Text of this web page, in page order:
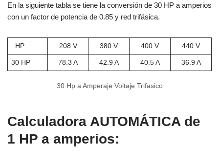
En la siguiente tabla se tiene la conversión de 30 HP a amperios
con un factor de potencia de 0.85 y red trifásica.
HP 208 V 380 V 400 V 440 V
30 HP 78.3 A 42.9 A 40.5 A 36.9 A
30 Hp a Amperaje Voltaje Trifasico
Calculadora AUTOMÁTICA de
1 HP a amperios: